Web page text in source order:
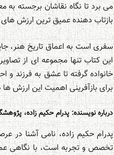
می برد تا نگاه نقاشان برجسته
بازتاب دهنده عمیق ترین ارزش
سفری است به اعماق تاریخ هنر،
این کتاب تنها مجموعه ای از
خانواده گرفته تا عشق به فرزند و
برای بازآفرینی اهمیت این ارزش
درباره نویسنده: پدرام حکیم زاده،
پدرام حکیم زاده، نامی آشنا در
تخصص و تجربه است، با نگاهی